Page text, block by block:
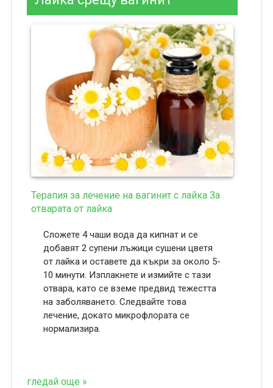
Терапия за лечение на вагинит с лайка За
отварата от лайка
Сложете 4 чаши вода да кипнат и се
добавят 2 супени лъжици сушени цветя
от лайка и оставете да къкри за около 5-
10 минути. Изплакнете и измийте с тази
отвара, като се вземе предвид тежестта
на заболяването. Следвайте това
лечение, докато микрофлората се
нормализира.
гледай още »